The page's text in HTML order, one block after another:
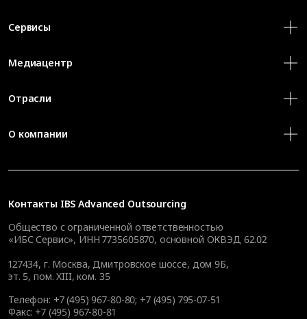
Контакты IBS Advanced Outsourcing
Общество с ограниченной ответственностью
«ИБС Сервис», ИНН 7735605870, основной ОКВЭД 62.02
127434, г. Москва, Дмитровское шоссе, дом 9Б,
эт. 5, пом. XIII, ком. 35
Телефон: +7 (495) 967-80-80; +7 (495) 795-07-51
Факс: +7 (495) 967-80-81
Сервисы
Медиацентр
Отрасли
О компании